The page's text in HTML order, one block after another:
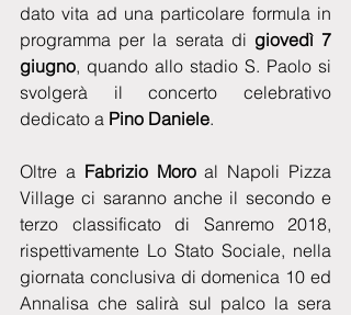
dato vita ad una particolare formula in
programma per la serata di giovedì 7
giugno, quando allo stadio S. Paolo si
svolgerà il concerto celebrativo
dedicato a Pino Daniele.
Oltre a Fabrizio Moro al Napoli Pizza
Village ci saranno anche il secondo e
terzo classificato di Sanremo 2018,
rispettivamente Lo Stato Sociale, nella
giornata conclusiva di domenica 10 ed
Annalisa che salirà sul palco la sera